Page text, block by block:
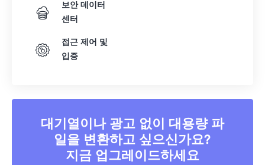
보안 데이터
센터
접근 제어 및
입증
대기열이나 광고 없이 대용량 파
일을 변환하고 싶으신가요?
지금 업그레이드하세요